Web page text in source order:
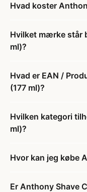
Hvad koster
Hvilket mærke står
ml)?
Hvad er EAN /
(177 ml)?
Hvilken kategori
ml)?
Hvor kan jeg købe
Er Anthony Shave